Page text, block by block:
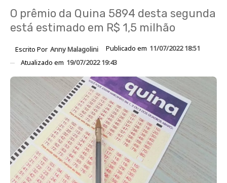
O prêmio da Quina 5894 desta segunda
está estimado em R$ 1,5 milhão
Escrito Por Anny Malagolini Publicado em 11/07/2022 18:51
Atualizado em 19/07/2022 19:43